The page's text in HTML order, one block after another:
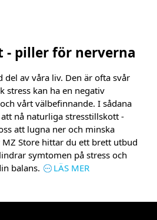
- piller för nerverna
del av våra liv. Den är ofta svår
stress kan ha en negativ
vårt välbefinnande. I sådana
nå naturliga stresstillskott -
att lugna ner och minska
Store hittar du ett brett utbud
symtomen på stress och
balans.
LÄS MER